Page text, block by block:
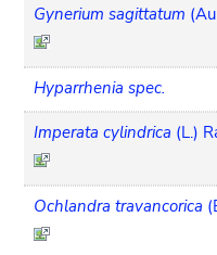
Gynerium sagittatum
Hyparrhenia spec.
Imperata cylindrica (L.)
Ochlandra travancorica